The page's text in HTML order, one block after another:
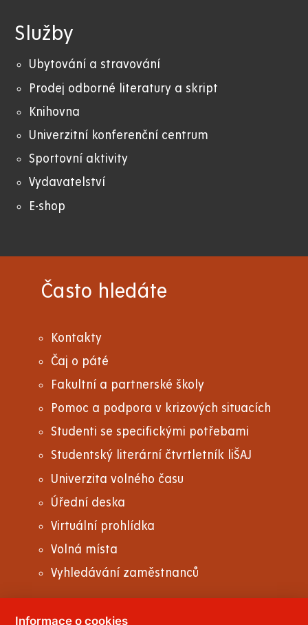
Služby
Ubytování a stravování
Prodej odborné literatury a skript
Knihovna
Univerzitní konferenční centrum
Sportovní aktivity
Vydavatelství
E-shop
Často hledáte
Kontakty
Čaj o páté
Fakultní a partnerské školy
Pomoc a podpora v krizových situacích
Studenti se specifickými potřebami
Studentský literární čtvrtletník liŠAJ
Univerzita volného času
Úřední deska
Virtuální prohlídka
Volná místa
Vyhledávání zaměstnanců
Informace o cookies